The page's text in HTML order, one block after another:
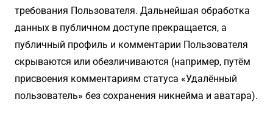
требования Пользователя. Дальнейшая обработка
данных в публичном доступе прекращается, а
публичный профиль и комментарии Пользователя
скрываются или обезличиваются (например, путём
присвоения комментариям статуса «Удалённый
пользователь» без сохранения никнейма и аватара).